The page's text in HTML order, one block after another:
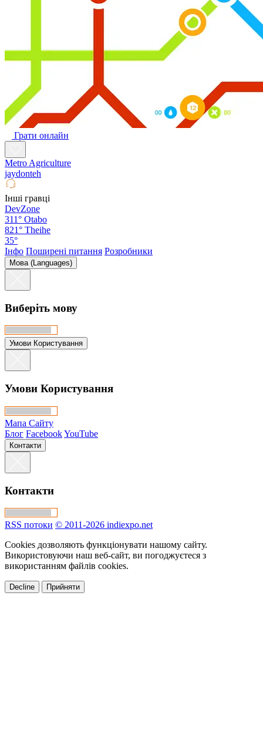
Грати онлайн
Metro Agriculture
jaydonteh
Інші гравці
DevZone
311° Otabo
821° Theihe
35°
Інфо Поширені питання Розробники
Мова (Languages)
Виберіть мову
Умови Користування
Умови Користування
Мапа Сайту
Блог FacebookYouTube
Контакти
Контакти
RSS потоки © 2011-2026 indiexpo.net
Cookies дозволяють функціонувати нашому сайту.
Використовуючи наш веб-сайт, ви погоджуєтеся з
використанням файлів cookies.
Decline Прийняти